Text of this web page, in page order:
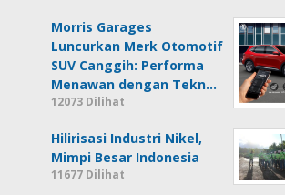
Morris Garages
Luncurkan Merk Otomotif
SUV Canggih: Performa
Menawan dengan Tekn…
12073 Dilihat
Hilirisasi Industri Nikel,
Mimpi Besar Indonesia
11677 Dilihat